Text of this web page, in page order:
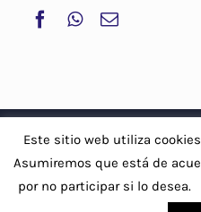
© Copyright 2019 -2026 |
Política de privacidad
Este sitio web utiliza
Asumiremos que está de
por no participar si lo desea.